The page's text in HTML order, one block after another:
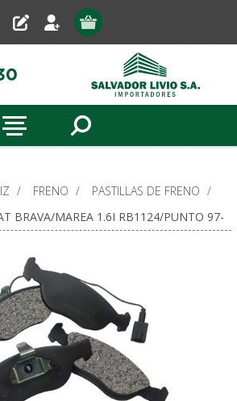
/ FRENO / PASTILLAS DE FRENO /
BRAVA/MAREA 1.6I RB1124/PUNTO 97-